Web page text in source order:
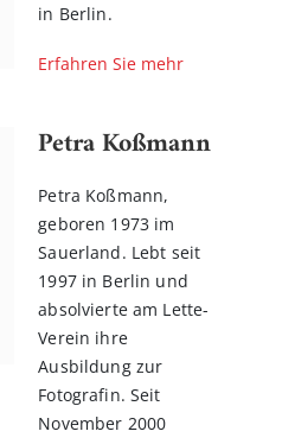
in Berlin.
Erfahren Sie mehr
Petra Koßmann
Petra Koßmann,
geboren 1973 im
Sauerland. Lebt seit
1997 in Berlin und
absolvierte am Lette-
Verein ihre
Ausbildung zur
Fotografin. Seit
November 2000